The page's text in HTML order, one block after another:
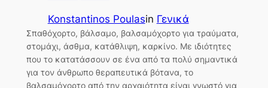
Konstantinos Poulasin Γενικά
Σπαθόχορτο, βάλσαμο, βαλσαμόχορτο για τραύματα,
στομάχι, άσθμα, κατάθλιψη, καρκίνο. Με ιδιότητες
που το κατατάσσουν σε ένα από τα πολύ σημαντικά
για τον άνθρωπο θεραπευτικά βότανα, το
βαλσαμόχορτο από την αρχαιότητα είναι γνωστό για